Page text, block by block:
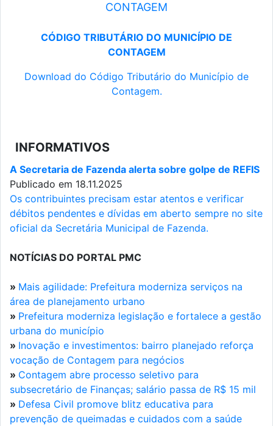
CONTAGEM
CÓDIGO TRIBUTÁRIO DO MUNICÍPIO DE
CONTAGEM
Download do Código Tributário do Município de
Contagem.
INFORMATIVOS
A Secretaria de Fazenda alerta sobre golpe de REFIS
Publicado em 18.11.2025
Os contribuintes precisam estar atentos e verificar
débitos pendentes e dívidas em aberto sempre no site
oficial da Secretária Municipal de Fazenda.
NOTÍCIAS DO PORTAL PMC
» Mais agilidade: Prefeitura moderniza serviços na
área de planejamento urbano
» Prefeitura moderniza legislação e fortalece a gestão
urbana do município
» Inovação e investimentos: bairro planejado reforça
vocação de Contagem para negócios
» Contagem abre processo seletivo para
subsecretário de Finanças; salário passa de R$ 15 mil
» Defesa Civil promove blitz educativa para
prevenção de queimadas e cuidados com a saúde